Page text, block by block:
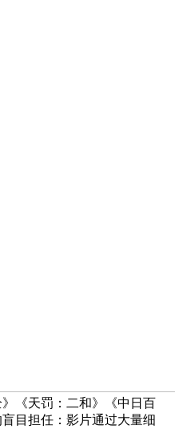
《天罚：二和》《中日百
目担任：影片通过大量细